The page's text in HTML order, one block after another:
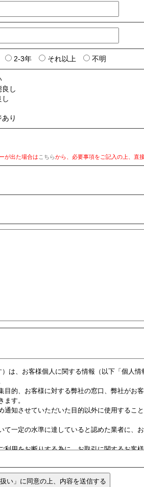
2-3年 それ以上 不明
し
り
が出た場合は こちらから、必要事項をご記入の上、直